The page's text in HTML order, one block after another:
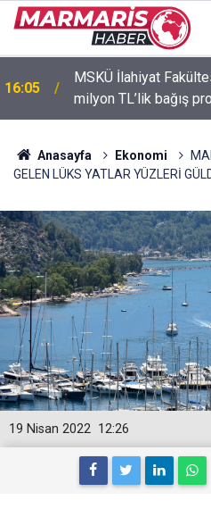
15:53 Murat Dalkılıç hem
Anasayfa Ekonomi
GELEN LÜKS YATLAR YÜZLERİ
12:26
19 Nisan 2022